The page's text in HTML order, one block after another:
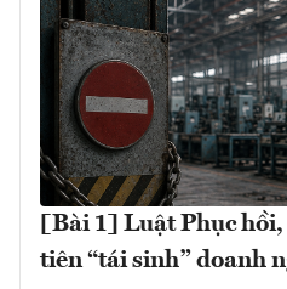
[Bài 1] Luật Phục
tiên “tái sinh” doanh